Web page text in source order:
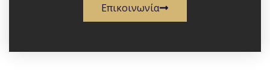
Επικοινωνία